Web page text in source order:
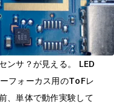
ンサ？が見える。 LED
フォーカス用のToFレ
、単体で動作実験して